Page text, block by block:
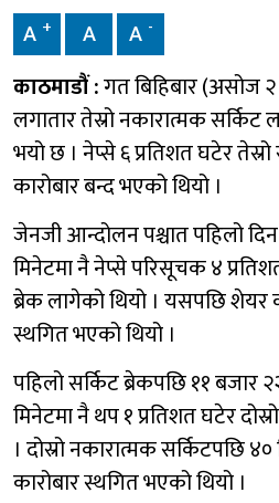
A + A A -
काठमाडौं :गत बिहिबार (असोज
लगातार तेस्रो नकारात्मक सर्किट
भयो छ । नेप्से ६ प्रतिशत घटेर
कारोबार बन्द भएको थियो ।
जेनजी आन्दोलन पश्चात पहिलो
मिनेटमा नै नेप्से परिसूचक ४
ब्रेक लागेको थियो । यसपछि शेयर
स्थगित भएको थियो ।
पहिलो सर्किट ब्रेकपछि ११ बजार
मिनेटमा नै थप १ प्रतिशत घटेर
। दोस्रो नकारात्मक सर्किटपछि
कारोबार स्थगित भएको थियो ।